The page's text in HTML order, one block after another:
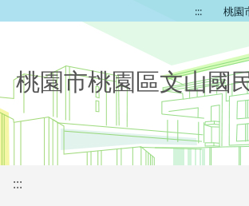
::: 桃園
桃園市桃園區文山國
:::